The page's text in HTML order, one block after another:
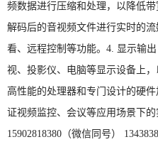
频数据进行压缩和处理，以降低
解码后的音视频文件进行实时的
看、远程控制等功能。4. 显示输
视、投影仪、电脑等显示设备上
高性能的处理器和专门设计的硬
证视频监控、会议等应用场景下的
15902818380（微信同号）